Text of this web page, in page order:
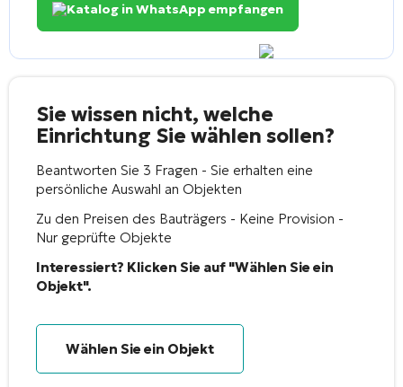
Katalog in WhatsApp empfangen
Sie wissen nicht, welche
Einrichtung Sie wählen sollen?
Beantworten Sie 3 Fragen - Sie erhalten eine
persönliche Auswahl an Objekten
Zu den Preisen des Bauträgers - Keine Provision -
Nur geprüfte Objekte
Interessiert? Klicken Sie auf "Wählen Sie ein
Objekt".
Wählen Sie ein Objekt